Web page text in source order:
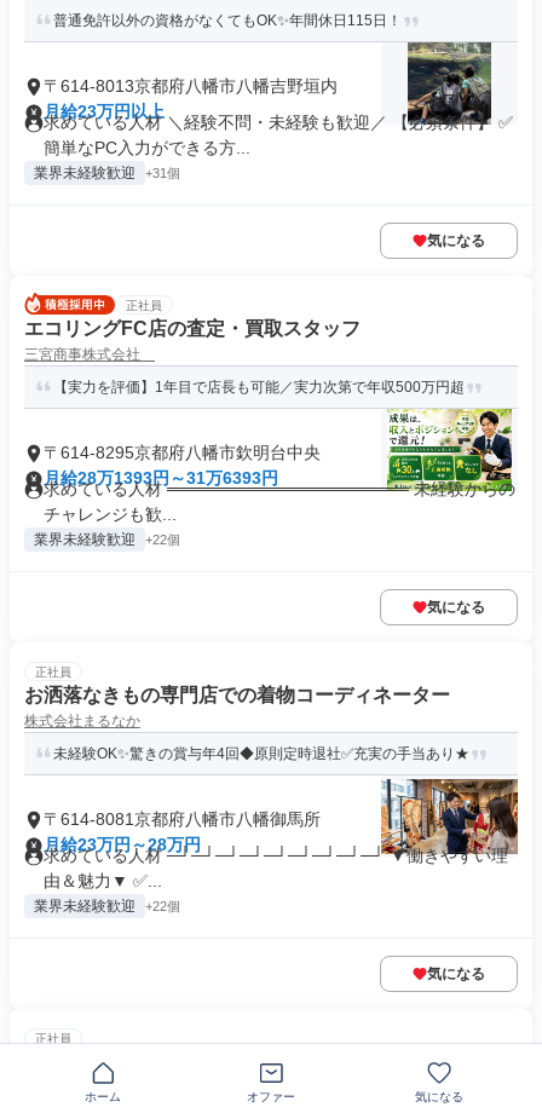
普通免許以外の資格がなくてもOK✨年間休日115日！
〒614-8013京都府八幡市八幡吉野垣内
月給23万円以上
求めている人材 ＼経験不問・未経験も歓迎／ 【必須条件】 ✅
簡単なPC入力ができる方...
業界未経験歓迎 +31個
気になる
正社員
エコリングFC店の査定・買取スタッフ
三宮商事株式会社
【実力を評価】1年目で店長も可能／実力次第で年収500万円超
〒614-8295京都府八幡市欽明台中央
月給28万1393円～31万6393円
求めている人材 ════════════════════ 未経験からの
チャレンジも歓...
業界未経験歓迎 +22個
気になる
正社員
お洒落なきもの専門店での着物コーディネーター
株式会社まるなか
未経験OK✨驚きの賞与年4回◆原則定時退社✅充実の手当あり★
〒614-8081京都府八幡市八幡御馬所
月給23万円～28万円
求めている人材 ─┘─┘─┘─┘─┘─┘─┘─┘─┘ ▼働きやすい理
由＆魅力▼ ✅...
業界未経験歓迎 +22個
気になる
正社員
10t夜間近距離配送ドライバー
全京運輸株式会社
ホーム オファー 気になる